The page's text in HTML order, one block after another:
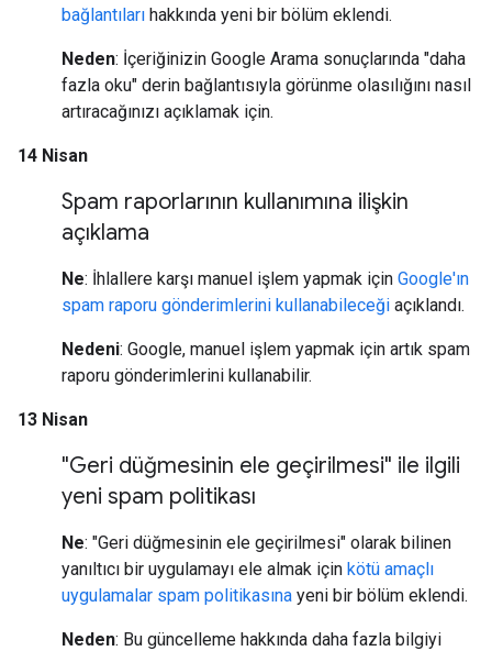
bağlantıları hakkında yeni bir bölüm eklendi.
Neden: İçeriğinizin Google Arama sonuçlarında "daha
fazla oku" derin bağlantısıyla görünme olasılığını nasıl
artıracağınızı açıklamak için.
14 Nisan
Spam raporlarının kullanımına ilişkin
açıklama
Ne: İhlallere karşı manuel işlem yapmak için Google'ın
spam raporu gönderimlerini kullanabileceği açıklandı.
Nedeni: Google, manuel işlem yapmak için artık spam
raporu gönderimlerini kullanabilir.
13 Nisan
"Geri düğmesinin ele geçirilmesi" ile ilgili
yeni spam politikası
Ne: "Geri düğmesinin ele geçirilmesi" olarak bilinen
yanıltıcı bir uygulamayı ele almak için kötü amaçlı
uygulamalar spam politikasına yeni bir bölüm eklendi.
Neden: Bu güncelleme hakkında daha fazla bilgiyi